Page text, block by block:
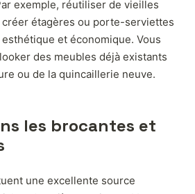
exemple, réutiliser de vieilles
étagères ou porte-serviettes
esthétique et économique. Vous
des meubles déjà existants
ou de la quincaillerie neuve.
les brocantes et
une excellente source